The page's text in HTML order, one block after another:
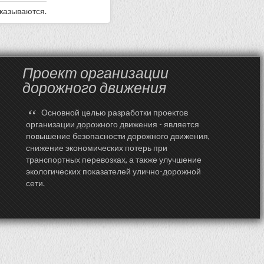
Проект организации
дорожного движения
“ Основной целью разработки проектов
организации дорожного движения - является
повышение безопасности дорожного движения,
снижение экономических потерь при
транспортных перевозках, а также улучшение
экологических показателей улично-дорожной
сети.